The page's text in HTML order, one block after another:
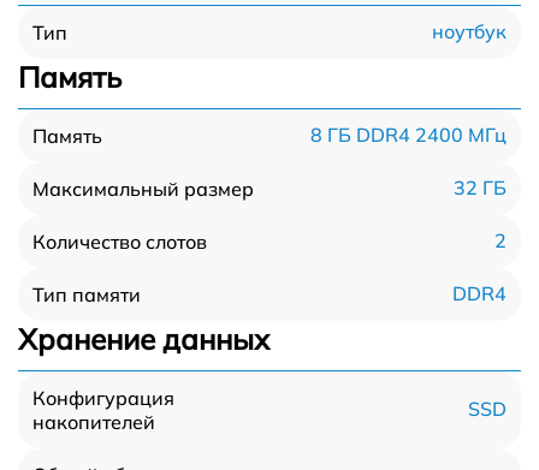
Тип ноутбук
Память
Память 8 ГБ DDR4 2400 МГц
Максимальный размер 32 ГБ
Количество слотов 2
Тип памяти DDR4
Хранение данных
Конфигурация
накопителей
SSD